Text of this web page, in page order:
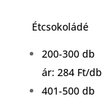
Étcsokoládé
200-300
ár: 284 Ft/db
401-500